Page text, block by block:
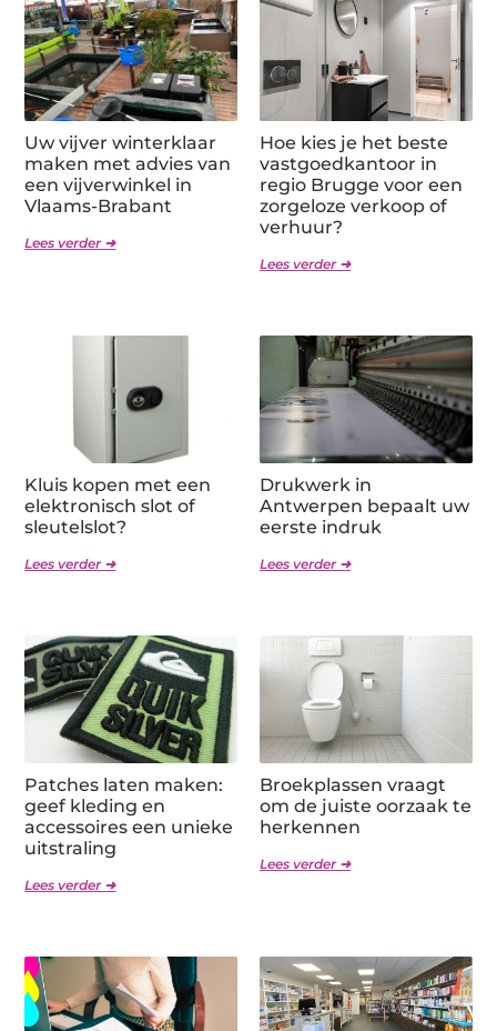
Uw vijver winterklaar
maken met advies van
een vijverwinkel in
Vlaams-Brabant
Lees verder ➜
Hoe kies je het beste
vastgoedkantoor in
regio Brugge voor een
zorgeloze verkoop of
verhuur?
Lees verder ➜
Kluis kopen met een
elektronisch slot of
sleutelslot?
Lees verder ➜
Drukwerk in
Antwerpen bepaalt uw
eerste indruk
Lees verder ➜
Patches laten maken:
geef kleding en
accessoires een unieke
uitstraling
Lees verder ➜
Broekplassen vraagt
om de juiste oorzaak te
herkennen
Lees verder ➜